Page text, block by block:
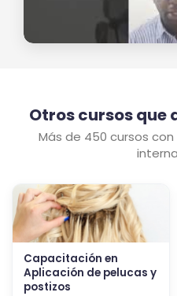
Otros cursos que
Más de 450 cursos
Capacitación en
Aplicación de pelucas y
postizos